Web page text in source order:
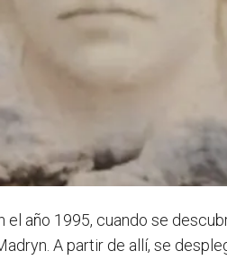
año 1995, cuando se
A partir de allí, se